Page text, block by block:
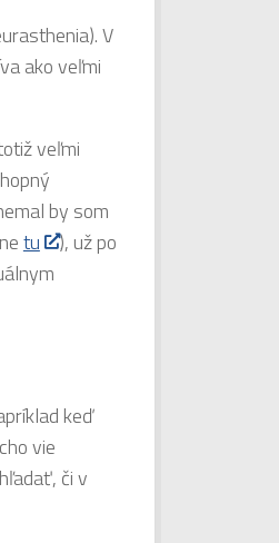
V
ako veľmi
veľmi
by som
tu
), už po
keď
vie
či v